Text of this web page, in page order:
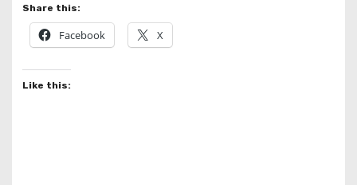
Share this:
Facebook X
Like this: